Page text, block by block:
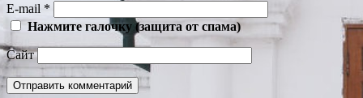
E-mail *
Нажмите галочку (защита от спама)
Сайт